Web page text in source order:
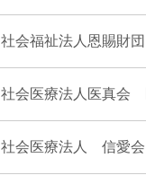
社会福祉法人恩賜財
社会医療法人医真会
社会医療法人 信愛